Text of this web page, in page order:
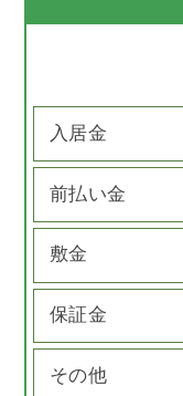
入居金
前払い金
敷金
保証金
その他